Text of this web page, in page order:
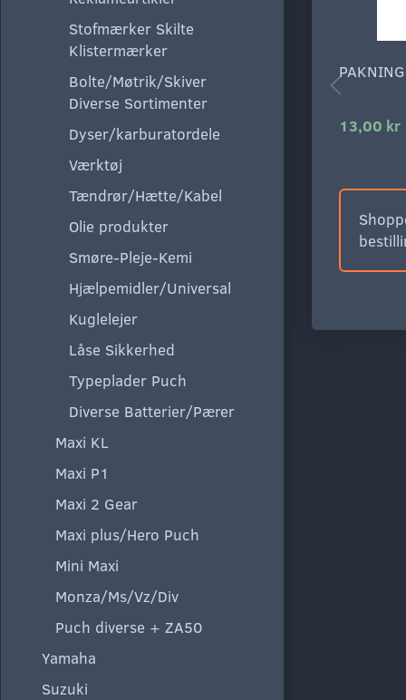
Stofmærker Skilte
Klistermærker
Bolte/Møtrik/Skiver
Diverse Sortimenter
Dyser/karburatordele
Værktøj
Tændrør/Hætte/Kabel
Olie produkter
Smøre-Pleje-Kemi
Hjælpemidler/Universal
Kuglelejer
Låse Sikkerhed
Typeplader Puch
Diverse Batterier/Pærer
Maxi KL
Maxi P1
Maxi 2 Gear
Maxi plus/Hero Puch
Mini Maxi
Monza/Ms/Vz/Div
Puch diverse + ZA50
Yamaha
Suzuki
13,00 kr